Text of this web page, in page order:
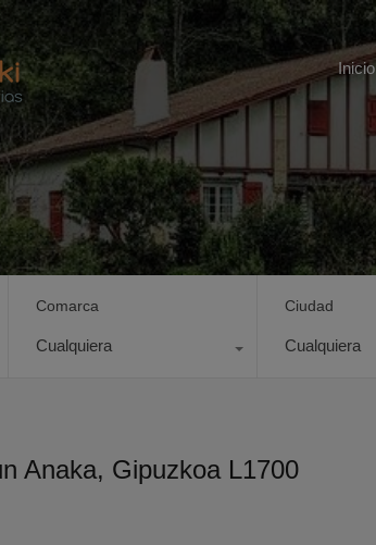
Inicio
Comarca
Cualquiera
Ciudad
Cualquiera
Anaka, Gipuzkoa L1700